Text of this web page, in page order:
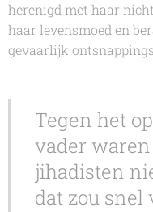
herenigd met haar
haar levensmoed en
gevaarlijk
Tegen het
vader
jihadisten
dat zou snel